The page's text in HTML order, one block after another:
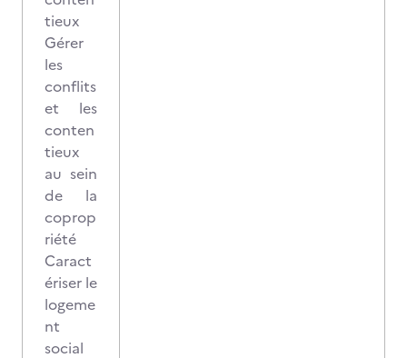
tieux
Gérer
les
conflits
et les
conten
tieux
au sein
de la
coprop
riété
Caract
ériser le
logeme
nt
social